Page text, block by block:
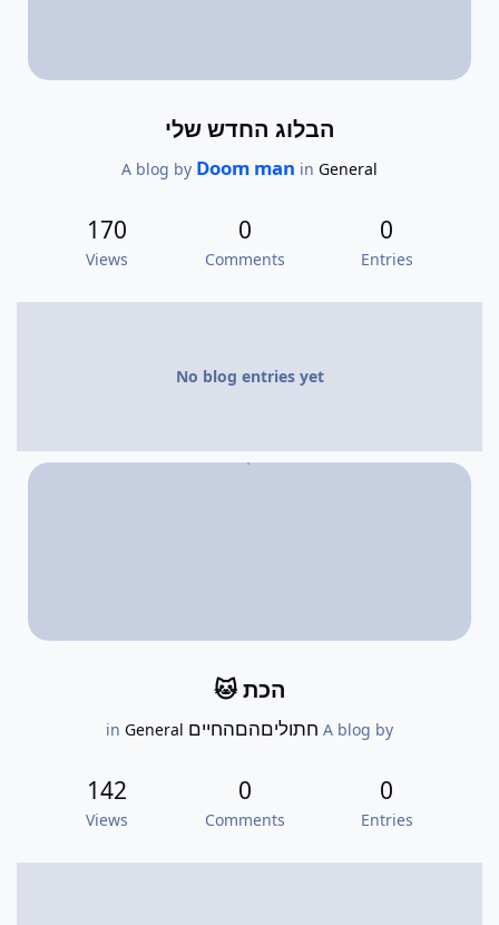
הבלוג החדש שלי
A blog by Doom man in General
0
Entries
0
Comments
170
Views
No blog entries yet
הכת 🐱
A blog by חתוליםהםהחיים General
0
Entries
0
Comments
142
Views